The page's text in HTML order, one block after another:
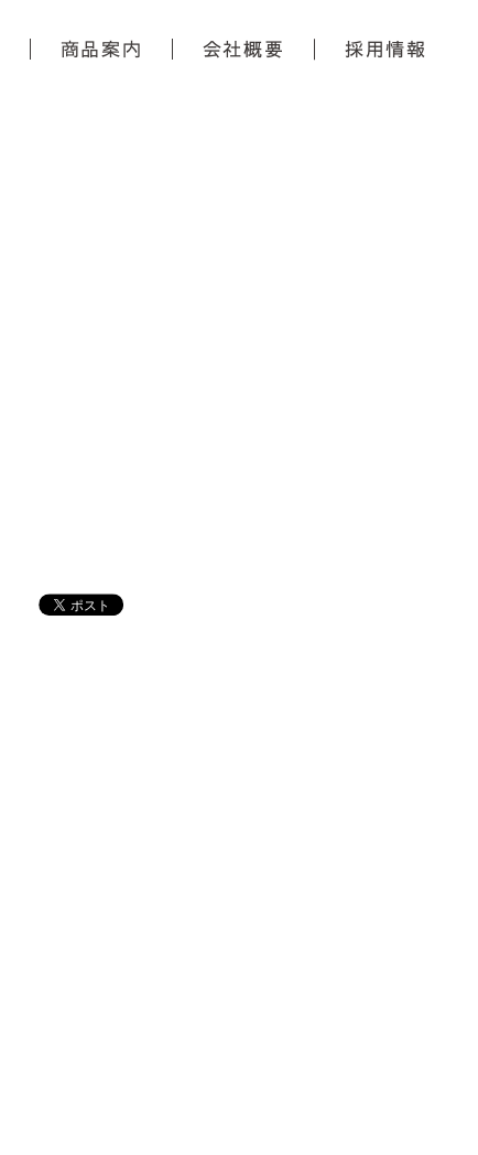
商品案内 会社概要 採用情報